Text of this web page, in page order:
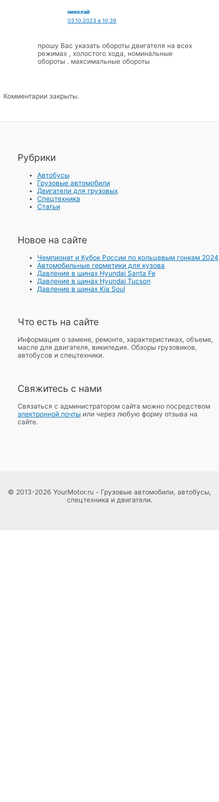
николай
03.10.2023 в 10:39
прошу Вас указать обороты двигателя на всех
режимах , холостого хода, номинальные
обороты . максимальные обороты
Комментарии закрыты.
Рубрики
Автобусы
Грузовые автомобили
Двигатели для грузовых
Спецтехника
Статьи
Новое на сайте
Чемпионат и Кубок России по кольцевым гонкам 2024
Автомобильные герметики для кузова
Давление в шинах Hyundai Santa Fe
Давление в шинах Hyundai Tucson
Давление в шинах Kia Soul
Что есть на сайте
Информация о замене, ремонте, характеристиках, объеме,
масле для двигателя, википедия. Обзоры грузовиков,
автобусов и спецтехники.
Свяжитесь с нами
Связаться с администратором сайта можно посредством
электронной почтыили через любую форму отзыва на
сайте.
© 2013-2026 YourMotor.ru - Грузовые автомобили, автобусы,
спецтехника и двигатели.